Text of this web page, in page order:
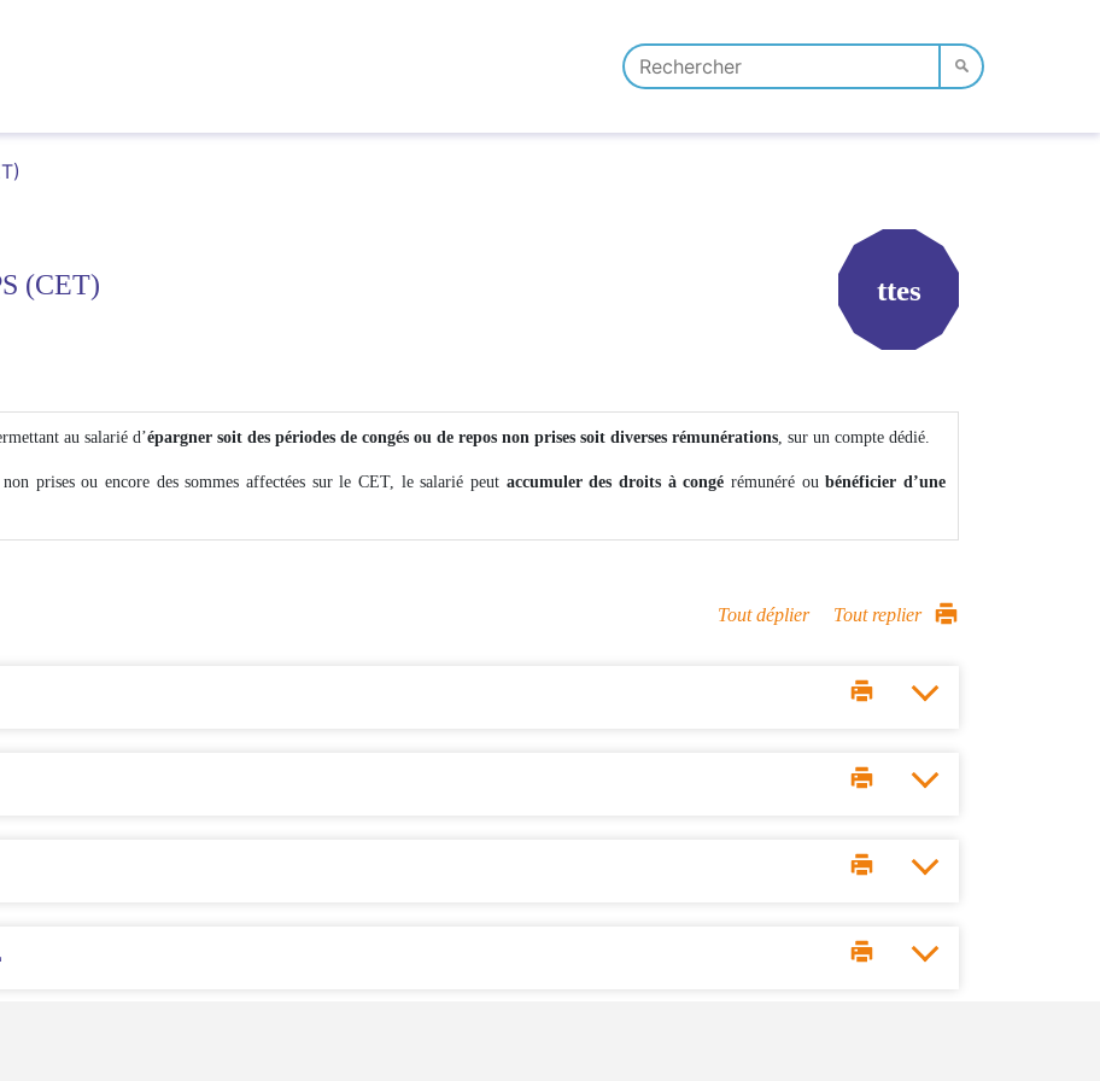
(CET) ttes
au salarié d’épargner soit des périodes de congés ou de repos non prises soit diverses rémunérations, sur un compte dédié.
prises ou encore des sommes affectées sur le CET, le salarié peut accumuler des droits à congé rémunéré oubénéficier d’une
Tout déplier Tout replier